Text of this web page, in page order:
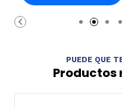
Carro
PUEDE QUE
Productos